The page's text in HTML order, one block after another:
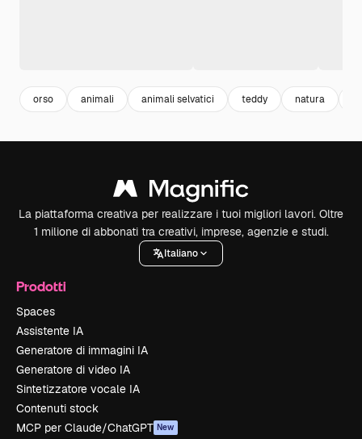
orso animali animali selvatici teddy natura
La piattaforma creativa per realizzare i tuoi migliori lavori. Oltre
1 milione di abbonati tra creativi, imprese, agenzie e studi.
Italiano
Prodotti
Spaces
Assistente IA
Generatore di immagini IA
Generatore di video IA
Sintetizzatore vocale IA
Contenuti stock
MCP per Claude/ChatGPT New